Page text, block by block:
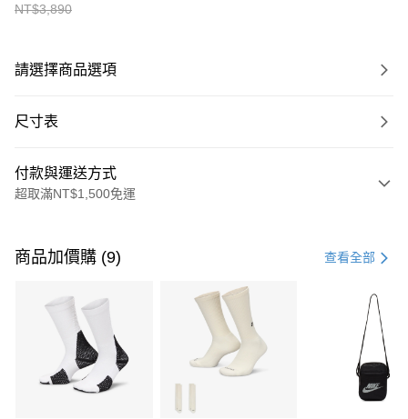
NT$3,890
請選擇商品選項
尺寸表
付款與運送方式
超取滿NT$1,500免運
信用卡一次付款
3 期 0 利率 每期 21家銀行
合作金庫商業銀行
第一商業銀行
華南商業銀行
彰化商業銀行
上海商業儲蓄銀行
Apple Pay
商品加價購 (9) 查看全部